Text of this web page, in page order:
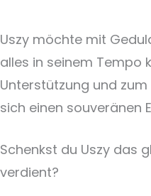
Uszy möchte mit
alles in seinem Tempo
Unterstützung und
sich einen souveränen
Schenkst du Uszy das
verdient?